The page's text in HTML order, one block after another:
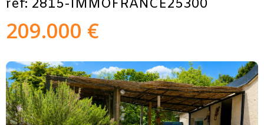
réf: 2815-IMMOFRANCE25300
209.000 €